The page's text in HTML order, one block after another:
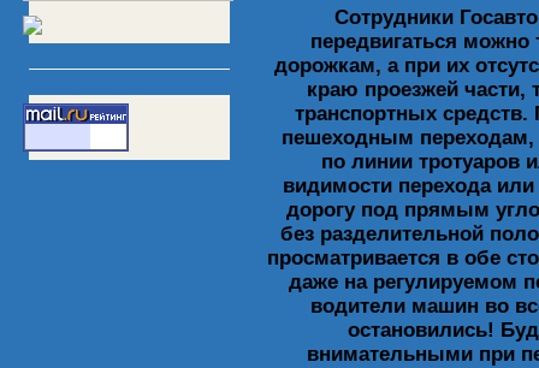
Сотрудники
передвигаться
дорожкам, а при их
краю проезжей части,
транспортных
пешеходным переходам,
по линии тротуаров
видимости перехода или
дорогу под прямым
без разделительной
просматривается в обе
даже на регулируемом
водители машин во
остановились!
внимательными при